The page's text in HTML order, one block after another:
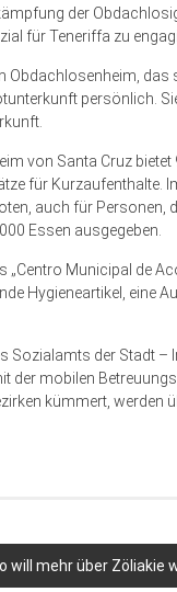
der
für Teneriffa zu
Obdachlosenheim, das
persönlich.
von Santa Cruz
für Kurzaufenthalte.
auch für Personen,
Essen ausgegeben.
„Centro Municipal de
Hygieneartikel, eine
Sozialamts der Stadt
der mobilen
kümmert, werden
will mehr über Zöliakie